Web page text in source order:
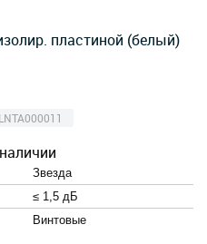
пластиной (белый)
Звезда
≤ 1,5 дБ
Винтовые